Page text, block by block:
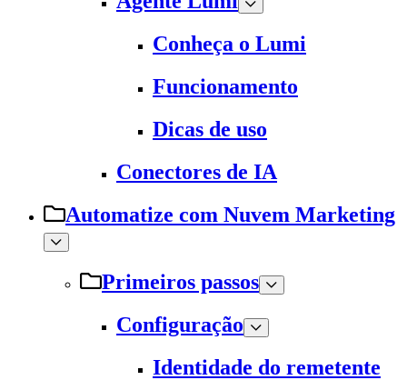
Conheça o Lumi
Funcionamento
Dicas de uso
Conectores de IA
Automatize com Nuvem Marketing
Primeiros passos
Configuração
Identidade do remetente